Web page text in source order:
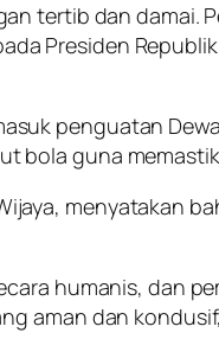
tertib dan
Presiden
penguatan
bola guna
menyatakan
humanis, dan
aman dan